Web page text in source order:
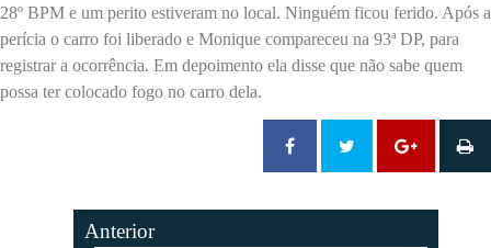
28º BPM e um perito estiveram no local. Ninguém ficou ferido. Após a
perícia o carro foi liberado e Monique compareceu na 93ª DP, para
registrar a ocorrência. Em depoimento ela disse que não sabe quem
possa ter colocado fogo no carro dela.
Anterior